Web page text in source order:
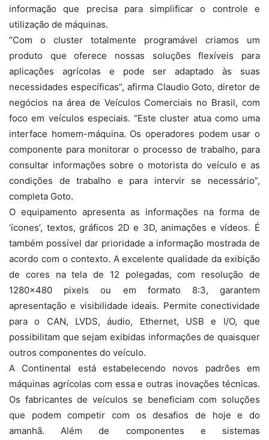
informação que precisa para simplificar o controle e
utilização de máquinas.
“Com o cluster totalmente programável criamos um
produto que oferece nossas soluções flexíveis para
aplicações agrícolas e pode ser adaptado às suas
necessidades específicas”, afirma Claudio Goto, diretor de
negócios na área de Veículos Comerciais no Brasil, com
foco em veículos especiais. “Este cluster atua como uma
interface homem-máquina. Os operadores podem usar o
componente para monitorar o processo de trabalho, para
consultar informações sobre o motorista do veículo e as
condições de trabalho e para intervir se necessário”,
completa Goto.
O equipamento apresenta as informações na forma de
‘ícones’, textos, gráficos 2D e 3D, animações e vídeos. É
também possível dar prioridade a informação mostrada de
acordo com o contexto. A excelente qualidade da exibição
de cores na tela de 12 polegadas, com resolução de
1280×480 pixels ou em formato 8:3, garantem
apresentação e visibilidade ideais. Permite conectividade
para o CAN, LVDS, áudio, Ethernet, USB e I/O, que
possibilitam que sejam exibidas informações de quaisquer
outros componentes do veículo.
A Continental está estabelecendo novos padrões em
máquinas agrícolas com essa e outras inovações técnicas.
Os fabricantes de veículos se beneficiam com soluções
que podem competir com os desafios de hoje e do
amanhã. Além de componentes e sistemas